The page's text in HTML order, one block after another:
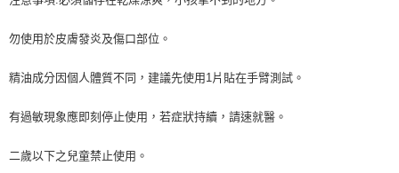
勿使用於皮膚發炎及傷口部位。
精油成分因個人體質不同，建議先使用1片貼在手臂測試。
有過敏現象應即刻停止使用，若症狀持續，請速就醫。
二歲以下之兒童禁止使用。